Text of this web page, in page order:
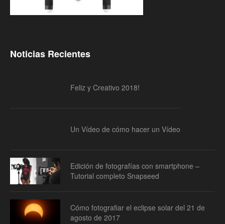
Noticias Recientes
Feliz y Creativo 2018!
Un Vídeo de cómo hacer un Vídeo
Edición de fotografías con smartphone –
Tutorial completo Snapseed
Cómo fotografiar el eclipse solar del 21 de
agosto de 2017